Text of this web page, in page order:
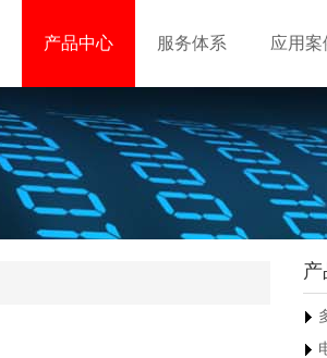
产品中心 服务体系 应用案